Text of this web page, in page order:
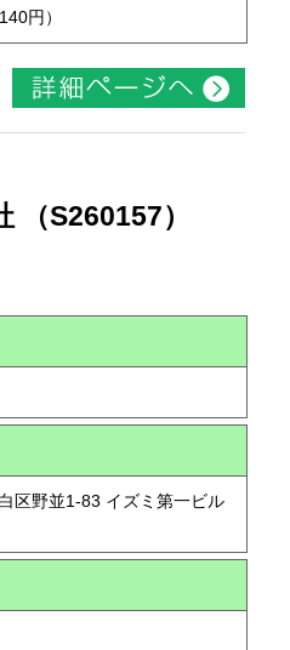
円）
（S260157）
区野並1-83 イズミ第一ビル